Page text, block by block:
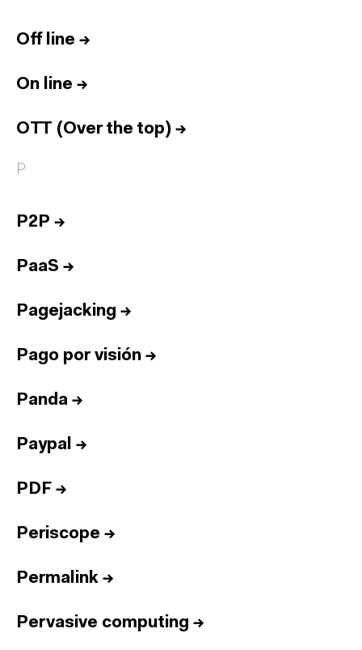
Off line →
On line →
OTT (Over the top) →
P
P2P →
PaaS →
Pagejacking →
Pago por visión →
Panda →
Paypal →
PDF →
Periscope →
Permalink →
Pervasive computing →